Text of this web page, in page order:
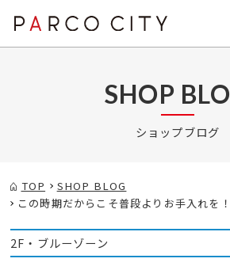
SHOP
ショップブログ
TOP
SHOP BLOG
この時期だからこそ普段よりお手入れを！
2F・ブルーゾーン